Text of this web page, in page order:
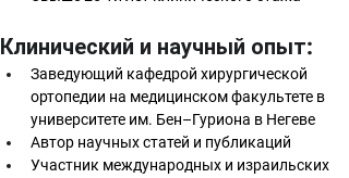
Клинический и научный опыт:
Заведующий кафедрой хирургической
ортопедии на медицинском факультете в
университете им. Бен–Гуриона в Негеве
Автор научных статей и публикаций
Участник международных и израильских